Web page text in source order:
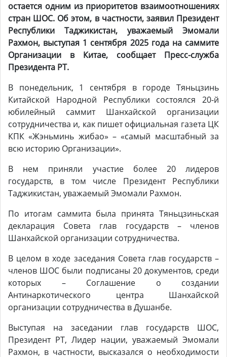
остается одним из приоритетов взаимоотношениях
стран ШОС. Об этом, в частности, заявил Президент
Республики Таджикистан, уважаемый Эмомали
Рахмон, выступая 1 сентября 2025 года на саммите
Организации в Китае, сообщает Пресс-служба
Президента РТ.
В понедельник, 1 сентября в городе Тяньцзинь
Китайской Народной Республики состоялся 20-й
юбилейный саммит Шанхайской организации
сотрудничества и, как пишет официальная газета ЦК
КПК «Жэньминь жибао» – «самый масштабный за
всю историю Организации».
В нем приняли участие более 20 лидеров
государств, в том числе Президент Республики
Таджикистан, уважаемый Эмомали Рахмон.
По итогам саммита была принята Тяньцзиньская
декларация Совета глав государств – членов
Шанхайской организации сотрудничества.
В целом в ходе заседания Совета глав государств –
членов ШОС были подписаны 20 документов, среди
которых – Соглашение о создании
Антинаркотического центра Шанхайской
организации сотрудничества в Душанбе.
Выступая на заседании глав государств ШОС,
Президент РТ, Лидер нации, уважаемый Эмомали
Рахмон, в частности, высказался о необходимости